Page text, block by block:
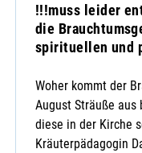
!!!muss leider
die
spirituellen und
Woher kommt der
August Sträuße aus
diese in der Kirche
Kräuterpädagogin